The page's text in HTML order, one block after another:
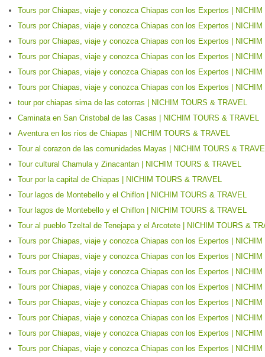
Tours por Chiapas, viaje y conozca Chiapas con los Expertos |
Tours por Chiapas, viaje y conozca Chiapas con los Expertos |
Tours por Chiapas, viaje y conozca Chiapas con los Expertos |
Tours por Chiapas, viaje y conozca Chiapas con los Expertos |
Tours por Chiapas, viaje y conozca Chiapas con los Expertos |
Tours por Chiapas, viaje y conozca Chiapas con los Expertos |
tour por chiapas sima de las cotorras | NICHIM TOURS & TRAVEL
Caminata en San Cristobal de las Casas | NICHIM TOURS & TRAVEL
Aventura en los ríos de Chiapas | NICHIM TOURS & TRAVEL
Tour al corazon de las comunidades Mayas | NICHIM TOURS &
Tour cultural Chamula y Zinacantan | NICHIM TOURS & TRAVEL
Tour por la capital de Chiapas | NICHIM TOURS & TRAVEL
Tour lagos de Montebello y el Chiflon | NICHIM TOURS & TRAVEL
Tour lagos de Montebello y el Chiflon | NICHIM TOURS & TRAVEL
Tour al pueblo Tzeltal de Tenejapa y el Arcotete | NICHIM TOURS &
Tours por Chiapas, viaje y conozca Chiapas con los Expertos |
Tours por Chiapas, viaje y conozca Chiapas con los Expertos |
Tours por Chiapas, viaje y conozca Chiapas con los Expertos |
Tours por Chiapas, viaje y conozca Chiapas con los Expertos |
Tours por Chiapas, viaje y conozca Chiapas con los Expertos |
Tours por Chiapas, viaje y conozca Chiapas con los Expertos |
Tours por Chiapas, viaje y conozca Chiapas con los Expertos |
Tours por Chiapas, viaje y conozca Chiapas con los Expertos |